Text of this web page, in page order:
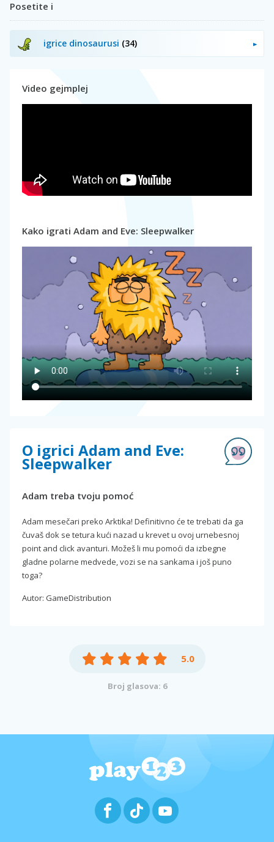
Posetite i
igrice dinosaurusi (34)
Video gejmplej
Kako igrati Adam and Eve: Sleepwalker
O igrici Adam and Eve:
Sleepwalker
Adam treba tvoju pomoć
Adam mesečari preko Arktika! Definitivno će te trebati da ga
čuvaš dok se tetura kući nazad u krevet u ovoj urnebesnoj
point and click avanturi. Možeš li mu pomoći da izbegne
gladne polarne medvede, vozi se na sankama i još puno
toga?
Autor: GameDistribution
5.0
Broj glasova: 6